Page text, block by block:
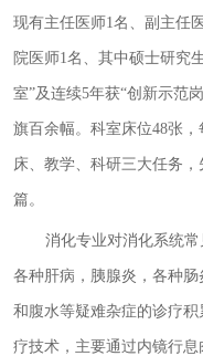
现有主任医师1名、副主任
院医师1名、其中硕士研究
室”及连续5年获“创新示范
旗百余幅。科室床位48张
床、教学、科研三大任务
篇。
消化专业对消化系统
各种肝病，胰腺炎，各种
和腹水等疑难杂症的诊疗
疗技术，主要通过内镜行